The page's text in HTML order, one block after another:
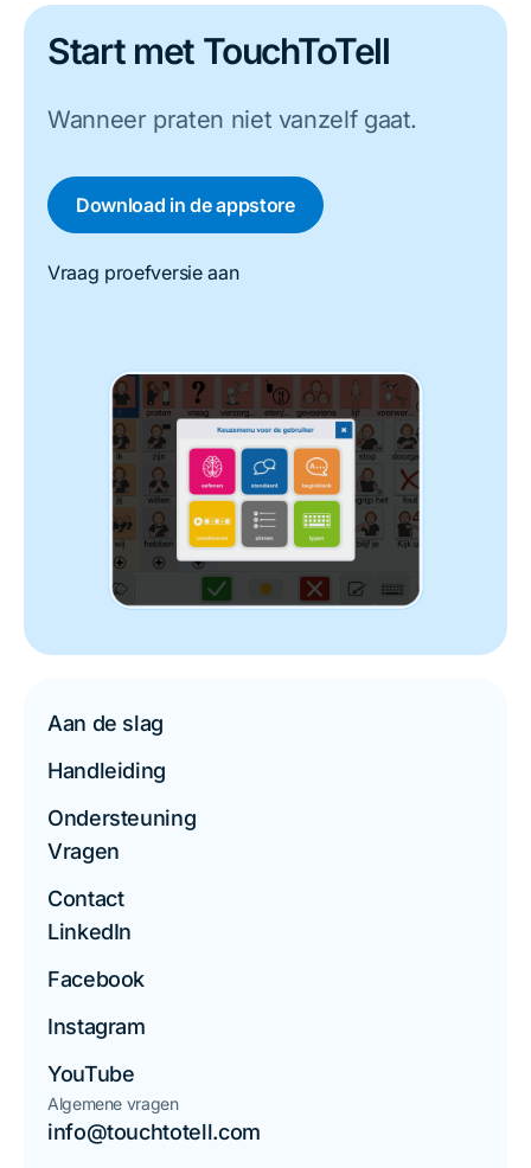
Start met TouchToTell
Wanneer praten niet vanzelf gaat.
Download in de appstore
Vraag proefversie aan
Aan de slag
Handleiding
Ondersteuning
Vragen
Contact
LinkedIn
Facebook
Instagram
YouTube
Algemene vragen
info@touchtotell.com